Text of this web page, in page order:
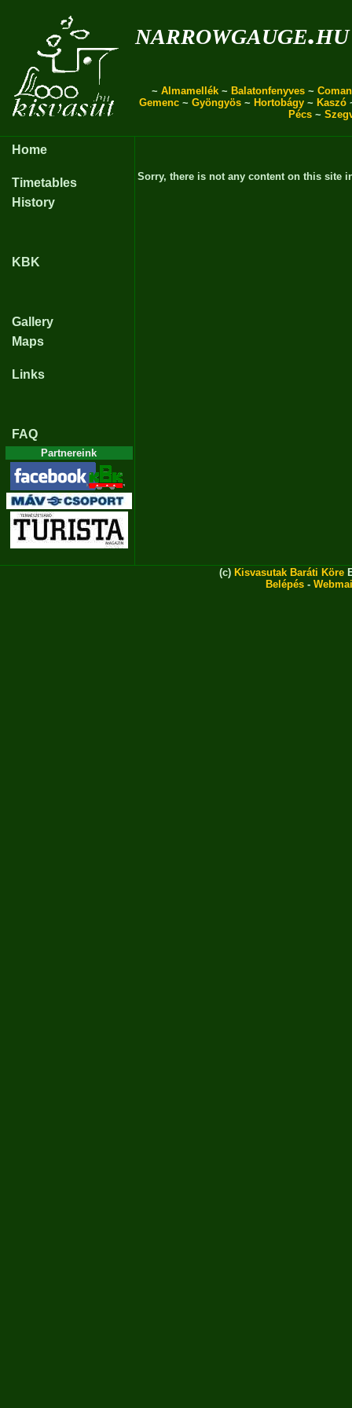
narrowgauge.hu
~ Almamellék ~ Balatonfenyves ~
Gemenc ~ Gyöngyös ~ Hortobágy ~ Kaszó
Pécs ~
Home
Timetables
History
KBK
Gallery
Maps
Links
FAQ
Partnereink
Sorry, there is not any content on this site
(c) Kisvasutak Baráti Köre
Belépés -